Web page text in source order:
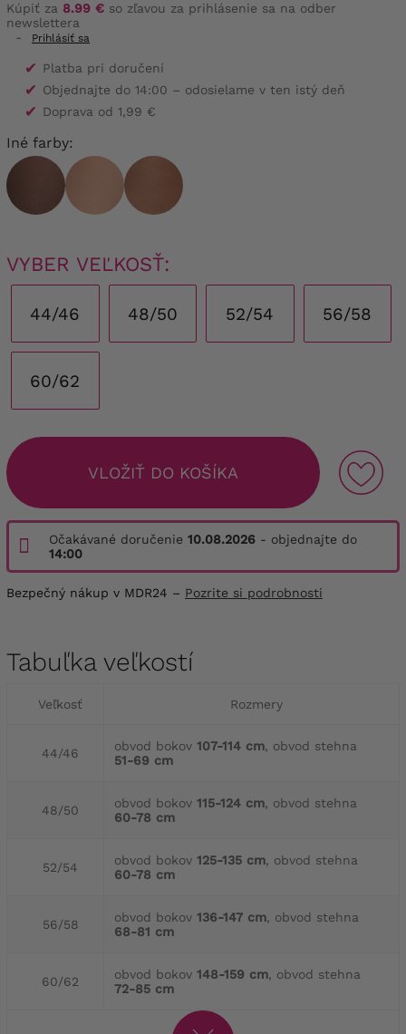
Kúpiť za 8.99 € so zľavou za prihlásenie sa na odber
newslettera
-
Prihlásiť sa
✔ Platba pri doručení
✔ Objednajte do 14:00 – odosielame v ten istý deň
✔ Doprava od 1,99 €
Iné farby:
VYBER VEĽKOSŤ:
44/46 48/50 52/54 56/58
60/62
VLOŽIŤ DO KOŠÍKA
Očakávané doručenie 10.08.2026 - objednajte do
14:00
Bezpečný nákup v MDR24 – Pozrite si podrobnosti
Tabuľka veľkostí
Veľkosť Rozmery
44/46 obvod bokov 107-114 cm, obvod stehna
51-69 cm
48/50 obvod bokov 115-124 cm, obvod stehna
60-78 cm
52/54 obvod bokov 125-135 cm, obvod stehna
60-78 cm
56/58 obvod bokov 136-147 cm, obvod stehna
68-81 cm
60/62 obvod bokov 148-159 cm, obvod stehna
72-85 cm